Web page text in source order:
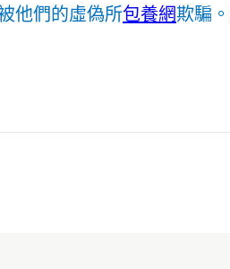
他們的虛偽所包養網欺騙。